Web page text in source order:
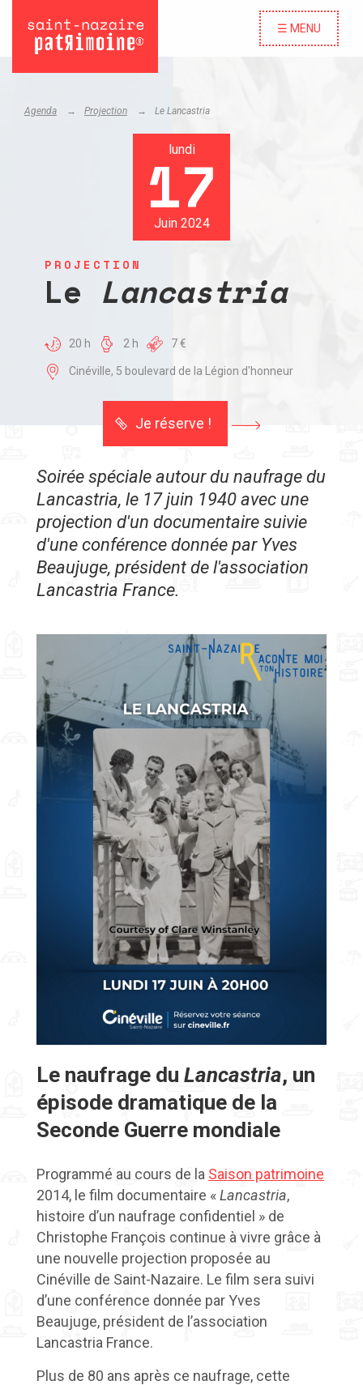
☰ MENU
Agenda Projection Le Lancastria
lundi
17
Juin 2024
PROJECTION
Le Lancastria
20 h 2 h 7 €
Cinéville, 5 boulevard de la Légion d'honneur
Je réserve !
Soirée spéciale autour du naufrage du
Lancastria, le 17 juin 1940 avec une
projection d'un documentaire suivie
d'une conférence donnée par Yves
Beaujuge, président de l'association
Lancastria France.
Le naufrage du Lancastria, un
épisode dramatique de la
Seconde Guerre mondiale
Programmé au cours de la Saison patrimoine
2014, le film documentaire «Lancastria,
histoire d’un naufrage confidentiel » de
Christophe François continue à vivre grâce à
une nouvelle projection proposée au
Cinéville de Saint-Nazaire. Le film sera suivi
d’une conférence donnée par Yves
Beaujuge, président de l’association
Lancastria France.
Plus de 80 ans après ce naufrage, cette